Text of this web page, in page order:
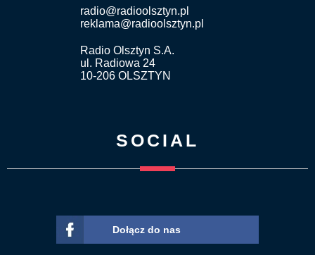
radio@radioolsztyn.pl
reklama@radioolsztyn.pl
Radio Olsztyn S.A.
ul. Radiowa 24
10-206 OLSZTYN
SOCIAL
Dołącz do nas